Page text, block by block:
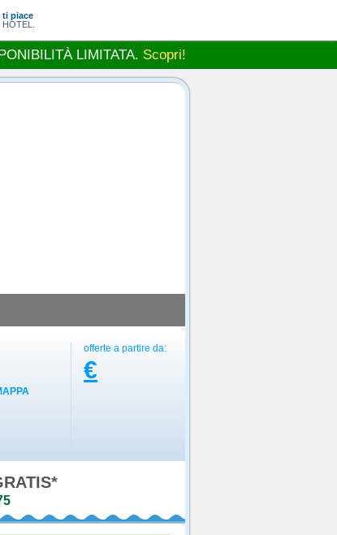
offerte a partire da:
€
ti piace
LIMITATA. Scopri!